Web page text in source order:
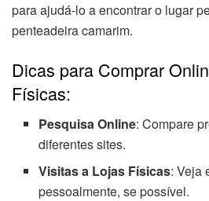
para ajudá-lo a encontrar o lugar
penteadeira camarim.
Dicas para Comprar
Físicas:
Pesquisa Online: Compare
diferentes sites.
Visitas a Lojas Físicas: Veja
pessoalmente, se possível.